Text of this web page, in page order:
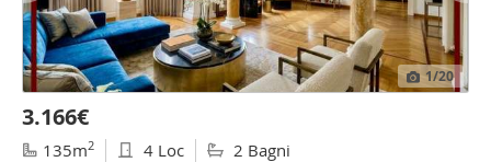
1/20
3.166€
135m2 4 Loc 2 Bagni